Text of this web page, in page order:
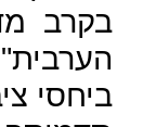
בקרב
הערבית"
ביחסי